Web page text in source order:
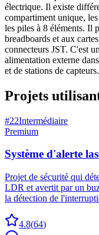
électrique. Il existe
compartiment unique,
les piles à 8 éléments. Il
breadboards et aux
connecteurs JST. C'est
alimentation externe
et de stations de capteurs.
Projets
#22Intermédiaire
Premium
Système d'alerte
Projet de sécurité qui
LDR et avertit par un
la détection de
4.8(64)